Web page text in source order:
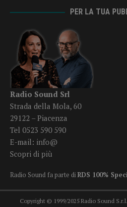
PER LA TUA
Radio Sound Srl
Strada della Mola, 60
29122 – Piacenza
Tel 0523 590 590
E-mail: info@
Scopri di più
Radio Sound fa parte diRDS 100%
Copyright © 1999/2025 Radio Sound